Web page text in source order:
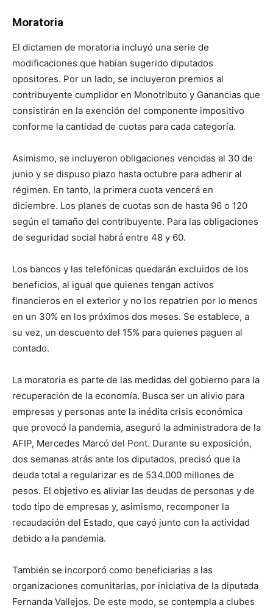
Moratoria
El dictamen de moratoria incluyó una serie de
modificaciones que habían sugerido diputados
opositores. Por un lado, se incluyeron premios al
contribuyente cumplidor en Monotributo y Ganancias que
consistirán en la exención del componente impositivo
conforme la cantidad de cuotas para cada categoría.
Asimismo, se incluyeron obligaciones vencidas al 30 de
junio y se dispuso plazo hasta octubre para adherir al
régimen. En tanto, la primera cuota vencerá en
diciembre. Los planes de cuotas son de hasta 96 o 120
según el tamaño del contribuyente. Para las obligaciones
de seguridad social habrá entre 48 y 60.
Los bancos y las telefónicas quedarán excluidos de los
beneficios, al igual que quienes tengan activos
financieros en el exterior y no los repatríen por lo menos
en un 30% en los próximos dos meses. Se establece, a
su vez, un descuento del 15% para quienes paguen al
contado.
La moratoria es parte de las medidas del gobierno para la
recuperación de la economía. Busca ser un alivio para
empresas y personas ante la inédita crisis económica
que provocó la pandemia, aseguró la administradora de la
AFIP, Mercedes Marcó del Pont. Durante su exposición,
dos semanas atrás ante los diputados, precisó que la
deuda total a regularizar es de 534.000 millones de
pesos. El objetivo es aliviar las deudas de personas y de
todo tipo de empresas y, asimismo, recomponer la
recaudación del Estado, que cayó junto con la actividad
debido a la pandemia.
También se incorporó como beneficiarias a las
organizaciones comunitarias, por iniciativa de la diputada
Fernanda Vallejos. De este modo, se contempla a clubes